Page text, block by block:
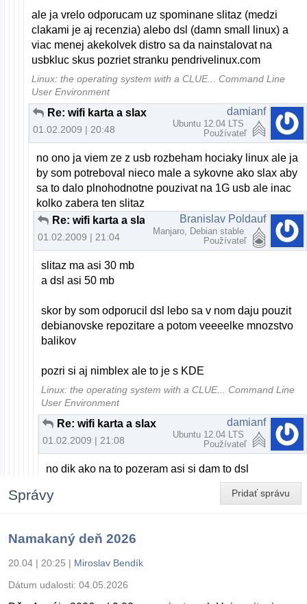
ale ja vrelo odporucam uz spominane slitaz (medzi
clakami je aj recenzia) alebo dsl (damn small linux) a
viac menej akekolvek distro sa da nainstalovat na
usbkluc skus pozriet stranku pendrivelinux.com
Linux: the operating system with a CLUE... Command Line
User Environment
Re: wifi karta a slax
01.02.2009 | 20:48
damianf
Ubuntu 12.04 LTS
Používateľ
no ono ja viem ze z usb rozbeham hociaky linux ale ja
by som potreboval nieco male a sykovne ako slax aby
sa to dalo plnohodnotne pouzivat na 1G usb ale inac
kolko zabera ten slitaz
Re: wifi karta a slax
01.02.2009 | 21:04
Branislav Poldauf
Manjaro, Debian stable
Používateľ
slitaz ma asi 30 mb
a dsl asi 50 mb
skor by som odporucil dsl lebo sa v nom daju pouzit
debianovske repozitare a potom veeeelke mnozstvo
balikov
pozri si aj nimblex ale to je s KDE
Linux: the operating system with a CLUE... Command Line
User Environment
Re: wifi karta a slax
01.02.2009 | 21:08
damianf
Ubuntu 12.04 LTS
Používateľ
no dik ako na to pozeram asi si dam to dsl
Pridať správu
Správy
Namakaný deň 2026
20.04 | 20:25 | Miroslav Bendík
Dátum udalosti: 04.05.2026